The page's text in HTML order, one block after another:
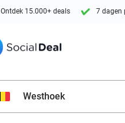
Ontdek 15.000+ deals 7 dagen
Westhoek